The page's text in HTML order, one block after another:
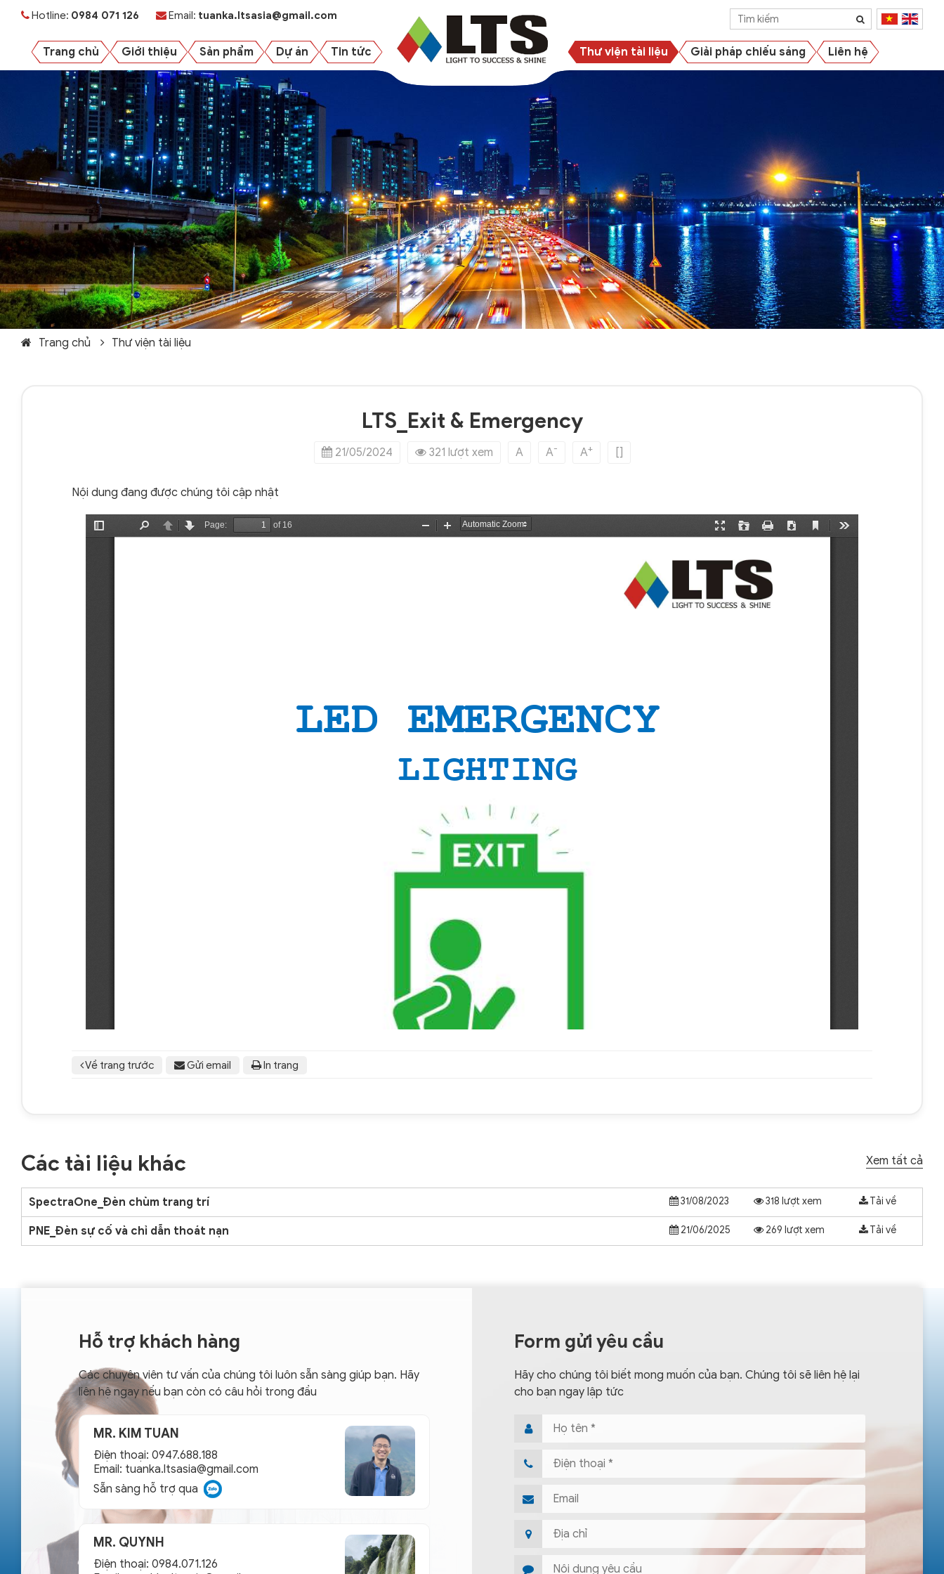
Hotline: 0984 071 126 Email: tuanka.ltsasia@gmail.com
Trang chủ Giới thiệu Sản phẩm Dự án Tin tức Thư viện tài liệu Giải pháp chiếu sáng Liên hệ
Trang chủ Thư viện tài liệu
LTS_Exit & Emergency
21/05/2024 321 lượt xem A A- A+ []
Nội dung đang được chúng tôi cập nhật
Về trang trước Gửi email In trang
Các tài liệu khác Xem tất cả
SpectraOne_Đèn chùm trang trí 31/08/2023 318 lượt xem Tải về
PNE_Đèn sự cố và chỉ dẫn thoát nạn 21/06/2025 269 lượt xem Tải về
Hỗ trợ khách hàng
Các chuyên viên tư vấn của chúng tôi luôn sẵn sàng giúp bạn. Hãy
liên hệ ngay nếu bạn còn có câu hỏi trong đầu
MR. KIM TUAN
Điện thoại: 0947.688.188
Email: tuanka.ltsasia@gmail.com
Sẵn sàng hỗ trợ qua
MR. QUYNH
Điện thoại: 0984.071.126
Form gửi yêu cầu
Hãy cho chúng tôi biết mong muốn của bạn. Chúng tôi sẽ liên hệ lại
cho bạn ngay lập tức